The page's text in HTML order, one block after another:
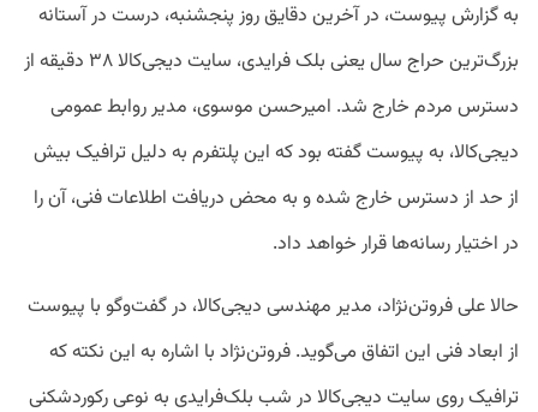
به گزارش پیوست، در آخرین دقایق روز پنجشنبه، درست در آستانه
بزرگ‌ترین حراج سال یعنی بلک فرایدی، سایت دیجی‌کالا ۳۸ دقیقه از
دسترس مردم خارج شد. امیرحسن موسوی، مدیر روابط عمومی
دیجی‌کالا، به پیوست گفته بود که این پلتفرم به دلیل ترافیک بیش
از حد از دسترس خارج شده و به محض دریافت اطلاعات فنی، آن را
در اختیار رسانه‌ها قرار خواهد داد.
حالا علی فروتن‌نژاد، مدیر مهندسی دیجی‌کالا، در گفت‌وگو با پیوست
از ابعاد فنی این اتفاق می‌گوید. فروتن‌نژاد با اشاره به این نکته که
ترافیک روی سایت دیجی‌کالا در شب بلک‌فرایدی به نوعی رکوردشکنی